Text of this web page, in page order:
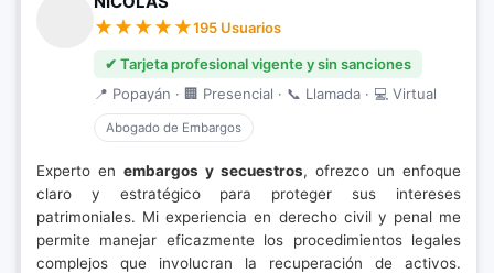
195 Usuarios
✔ Tarjeta profesional vigente y sin sanciones
📍 Popayán · 🏢 Presencial · 📞 Llamada · 💻 Virtual
Abogado de Embargos
Experto en embargos y secuestros, ofrezco un enfoque
claro y estratégico para proteger sus intereses
patrimoniales. Mi experiencia en derecho civil y penal me
permite manejar eficazmente los procedimientos legales
complejos que involucran la recuperación de activos.